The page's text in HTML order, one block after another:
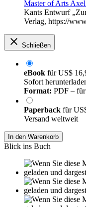
Master of Arts
Kants Entwurf
Verlag, https://
Schließen
eBook fürUS$
Sofort
Format: PDF –
Paperback für
Versand weltweit
In den Warenkorb
Blick ins Buch